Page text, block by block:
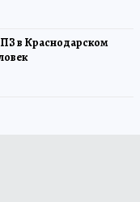
в Краснодарском